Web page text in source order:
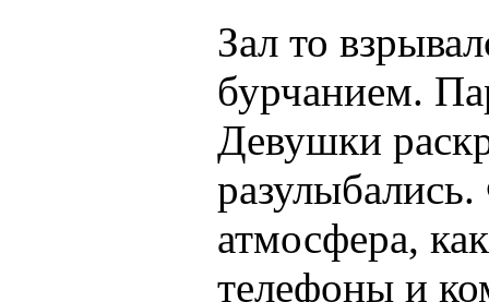
Зал то
бурчанием.
Девушки
атмосфера,
телефоны и